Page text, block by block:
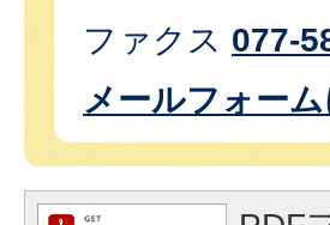
ファクス 077-
メールフォー